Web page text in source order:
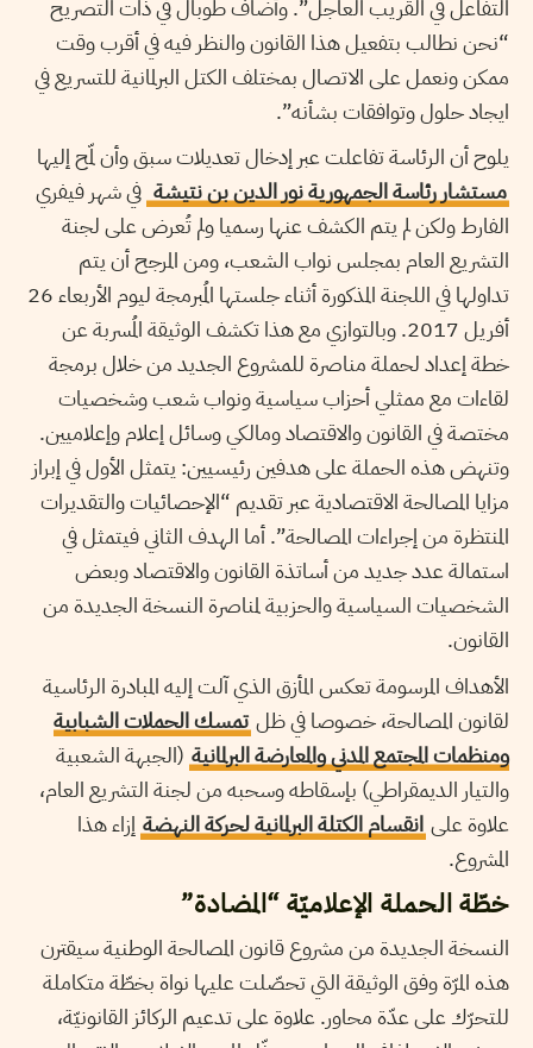
التفاعل في القريب العاجل”. وأضاف طوبال في ذات التصريح
“نحن نطالب بتفعيل هذا القانون والنظر فيه في أقرب وقت
ممكن ونعمل على الاتصال بمختلف الكتل البرلمانية للتسريع في
ايجاد حلول وتوافقات بشأنه”.
يلوح أن الرئاسة تفاعلت عبر إدخال تعديلات سبق وأن لمّح إليها
مستشار رئاسة الجمهورية نور الدين بن نتيشة في شهر فيفري
الفارط ولكن لم يتم الكشف عنها رسميا ولم تُعرض على لجنة
التشريع العام بمجلس نواب الشعب، ومن المرجح أن يتم
تداولها في اللجنة المذكورة أثناء جلستها المُبرمجة ليوم الأربعاء 26
أفريل 2017. وبالتوازي مع هذا تكشف الوثيقة المُسربة عن
خطة إعداد لحملة مناصرة للمشروع الجديد من خلال برمجة
لقاءات مع ممثلي أحزاب سياسية ونواب شعب وشخصيات
مختصة في القانون والاقتصاد ومالكي وسائل إعلام وإعلاميين.
وتنهض هذه الحملة على هدفين رئيسيين: يتمثل الأول في إبراز
مزايا المصالحة الاقتصادية عبر تقديم “الإحصائيات والتقديرات
المنتظرة من إجراءات المصالحة”. أما الهدف الثاني فيتمثل في
استمالة عدد جديد من أساتذة القانون والاقتصاد وبعض
الشخصيات السياسية والحزبية لمناصرة النسخة الجديدة من
القانون.
الأهداف المرسومة تعكس المأزق الذي آلت إليه المبادرة الرئاسية
لقانون المصالحة، خصوصا في ظل تمسك الحملات الشبابية
ومنظمات المجتمع المدني والمعارضة البرلمانية (الجبهة الشعبية
والتيار الديمقراطي) بإسقاطه وسحبه من لجنة التشريع العام،
علاوة على انقسام الكتلة البرلمانية لحركة النهضة إزاء هذا
المشروع.
خطّة الحملة الإعلاميّة “المضادة”
النسخة الجديدة من مشروع قانون المصالحة الوطنية سيقترن
هذه المرّة وفق الوثيقة التي تحصّلت عليها نواة بخطّة متكاملة
للتحرّك على عدّة محاور. علاوة على تدعيم الركائز القانونيّة،